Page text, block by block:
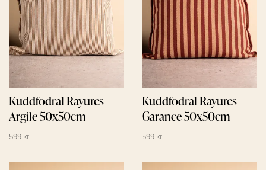
Kuddfodral Rayures
Argile 50x50cm
599 kr
Kuddfodral Rayures
Garance 50x50cm
599 kr